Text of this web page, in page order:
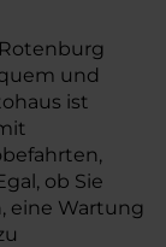
und
ist
ob Sie
eine Wartung